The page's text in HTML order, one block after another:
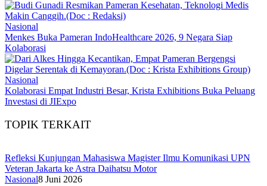
Nasional
Menkes Buka Pameran IndoHealthcare 2026, 9 Negara Siap
Kolaborasi
Nasional
Kolaborasi Empat Industri Besar, Krista Exhibitions Buka Peluang
Investasi di JIExpo
TOPIK TERKAIT
Refleksi Kunjungan Mahasiswa Magister Ilmu Komunikasi UPN
Veteran Jakarta ke Astra Daihatsu Motor
Nasional8 Juni 2026